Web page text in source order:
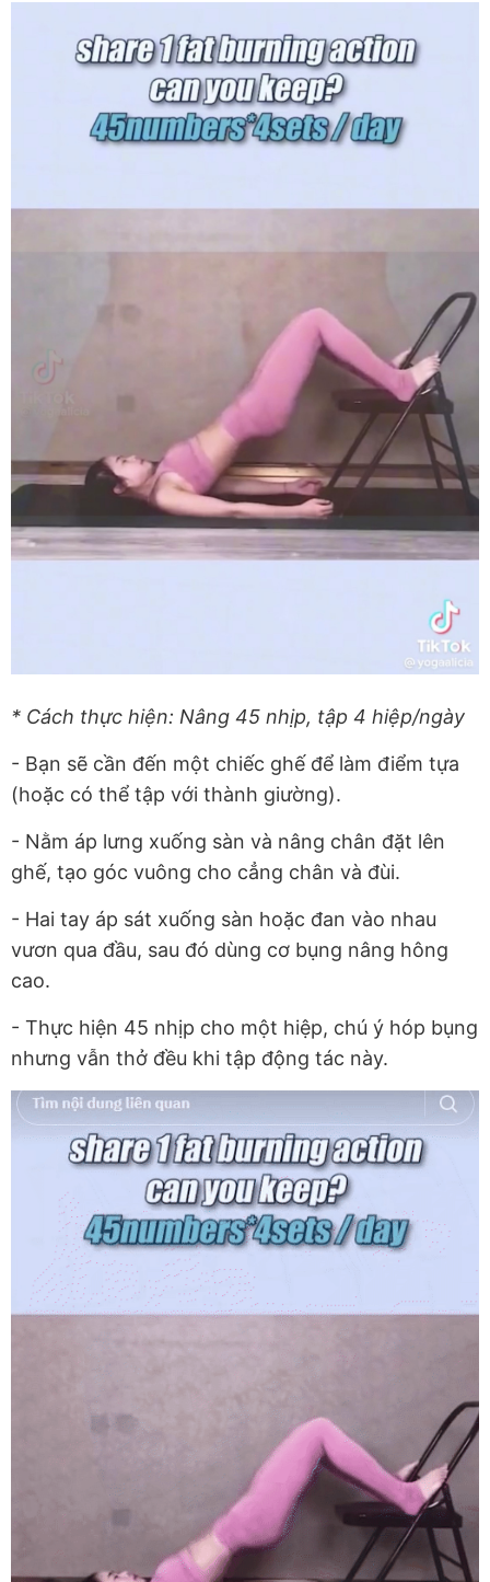
* Cách thực hiện: Nâng 45 nhịp, tập 4 hiệp/ngày
- Bạn sẽ cần đến một chiếc ghế để làm điểm tựa
(hoặc có thể tập với thành giường).
- Nằm áp lưng xuống sàn và nâng chân đặt lên
ghế, tạo góc vuông cho cẳng chân và đùi.
- Hai tay áp sát xuống sàn hoặc đan vào nhau
vươn qua đầu, sau đó dùng cơ bụng nâng hông
cao.
- Thực hiện 45 nhịp cho một hiệp, chú ý hóp bụng
nhưng vẫn thở đều khi tập động tác này.